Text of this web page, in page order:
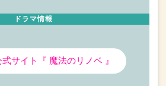
ドラマ情報
サイト『 魔法のリノベ 』